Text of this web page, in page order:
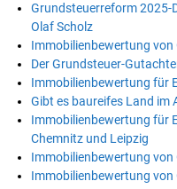
Grundsteuerreform 2025-
Olaf Scholz
Immobilienbewertung
Der Grundsteuer-
Immobilienbewertung für
Gibt es baureifes Land im
Immobilienbewertung für
Chemnitz und Leipzig
Immobilienbewertung von
Immobilienbewertung von